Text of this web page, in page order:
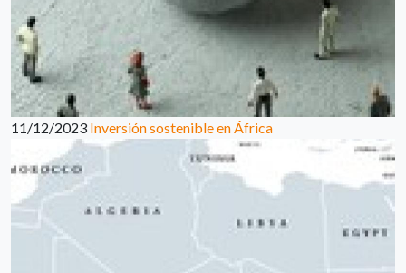
11/12/2023 Inversión sostenible en África